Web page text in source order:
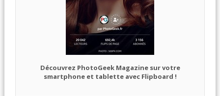
Découvrez PhotoGeek Magazine sur votre
smartphone et tablette avec Flipboard !